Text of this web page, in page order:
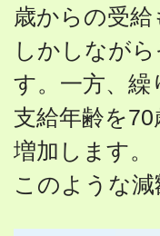
歳からの受給
しかしなが
す。一方、繰
支給年齢を
増加します。
このような